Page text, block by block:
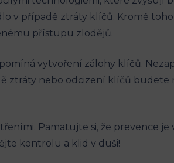
v případě ztráty klíčů. Kromě
​přístupu zlodějů.
vytvoření zálohy klíčů.
⁣ztráty​ nebo ‌odcizení klíčů budete
Pamatujte⁢ si, že prevence je
kontrolu a klid v‌ duši!